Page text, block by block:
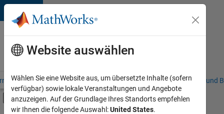
Weiter zum Inhalt
Karriere
bei
MathWorks
– Übersicht Stellensuche Niederlassungen Studierende und
Umschaltung für Off-Canvas-
Hauptinhalt
Website auswählen
Wählen Sie eine Website aus, um übersetzte Inhalte (sofern
verfügbar) sowie lokale Veranstaltungen und Angebote
anzuzeigen. Auf der Grundlage Ihres Standorts empfehlen
wir Ihnen die folgende Auswahl:United States.